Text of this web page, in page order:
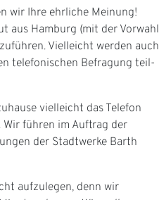
wir Ihre ehrliche Meinung!
aus Hamburg (mit der Vorwahl
Vielleicht werden auch
telefonischen Befragung teil-
vielleicht das Telefon
Wir führen im Auftrag der
der Stadtwerke Barth
aufzulegen, denn wir